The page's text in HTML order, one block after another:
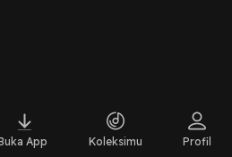
App Koleksimu Profil